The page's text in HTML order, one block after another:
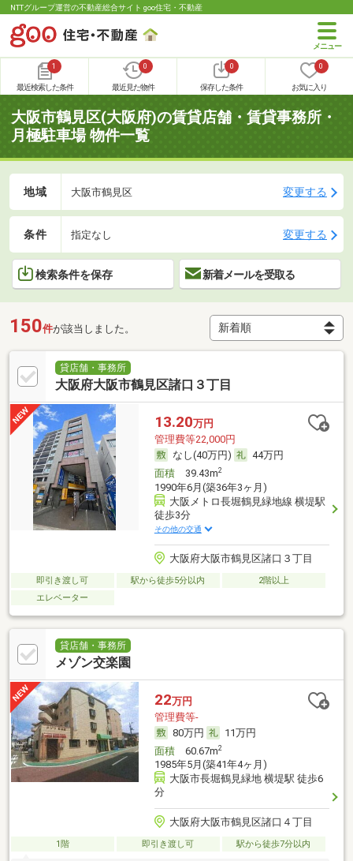
NTTグループ運営の不動産総合サイト goo住宅・不動産
1
最近検索した条件
0
最近見た物件
0
保存した条件
0
お気に入り
大阪市鶴見区(大阪府)の賃貸店舗・賃貸事務所・
月極駐車場 物件一覧
地域 大阪市鶴見区 変更する
条件 指定なし 変更する
検索条件を保存 新着メールを受取る
150件が該当しました。
貸店舗・事務所
大阪府大阪市鶴見区諸口３丁目
13.20万円
管理費等22,000円
なし(40万円)
44万円
面積39.43m2
1990年6月(築36年3ヶ月)
大阪メトロ長堀鶴見緑地線 横堤駅
徒歩3分
その他の交通
大阪府大阪市鶴見区諸口３丁目
即引き渡し可 駅から徒歩5分以内
2階以上
エレベーター
貸店舗・事務所
メゾン交楽園
22万円
管理費等-
80万円
11万円
面積60.67m2
1985年5月(築41年4ヶ月)
大阪市長堀鶴見緑地 横堤駅 徒歩6
分
大阪府大阪市鶴見区諸口４丁目
1階 即引き渡し可 駅から徒歩7分以内